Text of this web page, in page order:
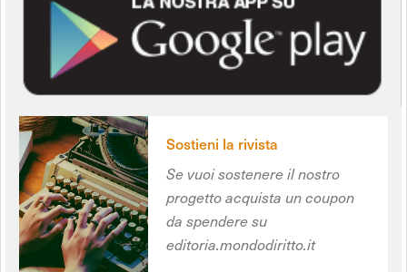
Sostieni la rivista
Se vuoi sostenere il nostro
progetto acquista un coupon
da spendere su
editoria.mondodiritto.it